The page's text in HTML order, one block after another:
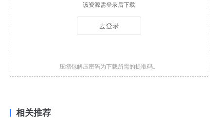
该资源需登录后下载
去登录
压缩包解压密码为下载所需的提取码。
相关推荐